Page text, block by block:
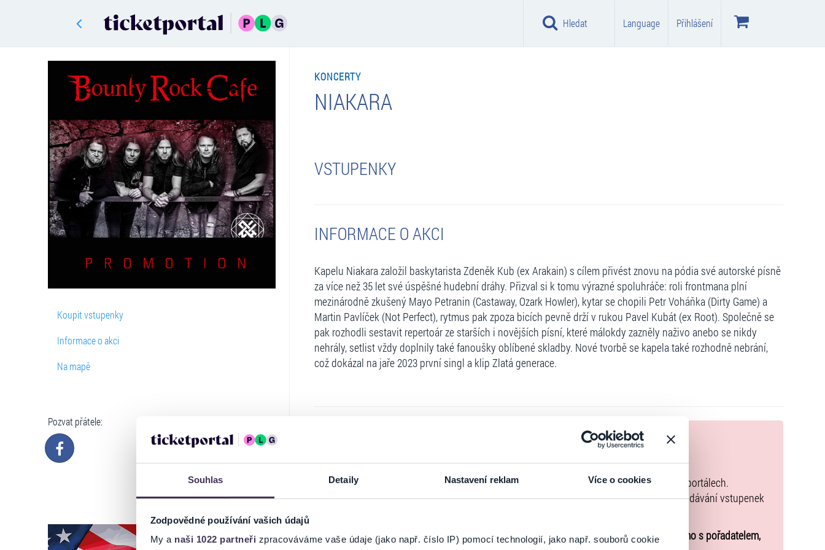
Souhlas Detaily Nastavení reklam Více o cookies
Zodpovědné používání vašich údajů
My a naši 1022 partneři zpracováváme vaše údaje (jako např. číslo IP) pomocí technologií, jako např. souborů cookie
Hledat Language Přihlášení
Koupit vstupenky
Informace o akci
Na mapě
Pozvat přátele:
KONCERTY
NIAKARA
VSTUPENKY
INFORMACE O AKCI
Kapelu Niakara založil baskytarista Zdeněk Kub (ex Arakain) s cílem přivést znovu na pódia své autorské písně
za více než 35 let své úspěšné hudební dráhy. Přizval si k tomu výrazné spoluhráče: roli frontmana plní
mezinárodně zkušený Mayo Petranin (Castaway, Ozark Howler), kytar se chopili Petr Voháňka (Dirty Game) a
Martin Pavlíček (Not Perfect), rytmus pak zpoza bicích pevně drží v rukou Pavel Kubát (ex Root). Společně se
pak rozhodli sestavit repertoár ze starších i novějších písní, které málokdy zazněly naživo anebo se nikdy
nehrály, setlist vždy doplnily také fanoušky oblíbené skladby. Nové tvorbě se kapela také rozhodně nebrání,
což dokázal na jaře 2023 první singl a klip Zlatá generace.
Na stránkách společnosti Ticketportal si vždy zakoupíte originální vstupenky.
Ticketportal nemůže zaručit pravost vstupenek zakoupených na přeprodejních portálech.
Ticketportal s těmito společnostmi nemá nic společného a tento způsob přeprodávání vstupenek
Portál Ticketportal.cz je online tržištěm.Smlouvu o účasti na akci uzavíráte přímo s pořadatelem,